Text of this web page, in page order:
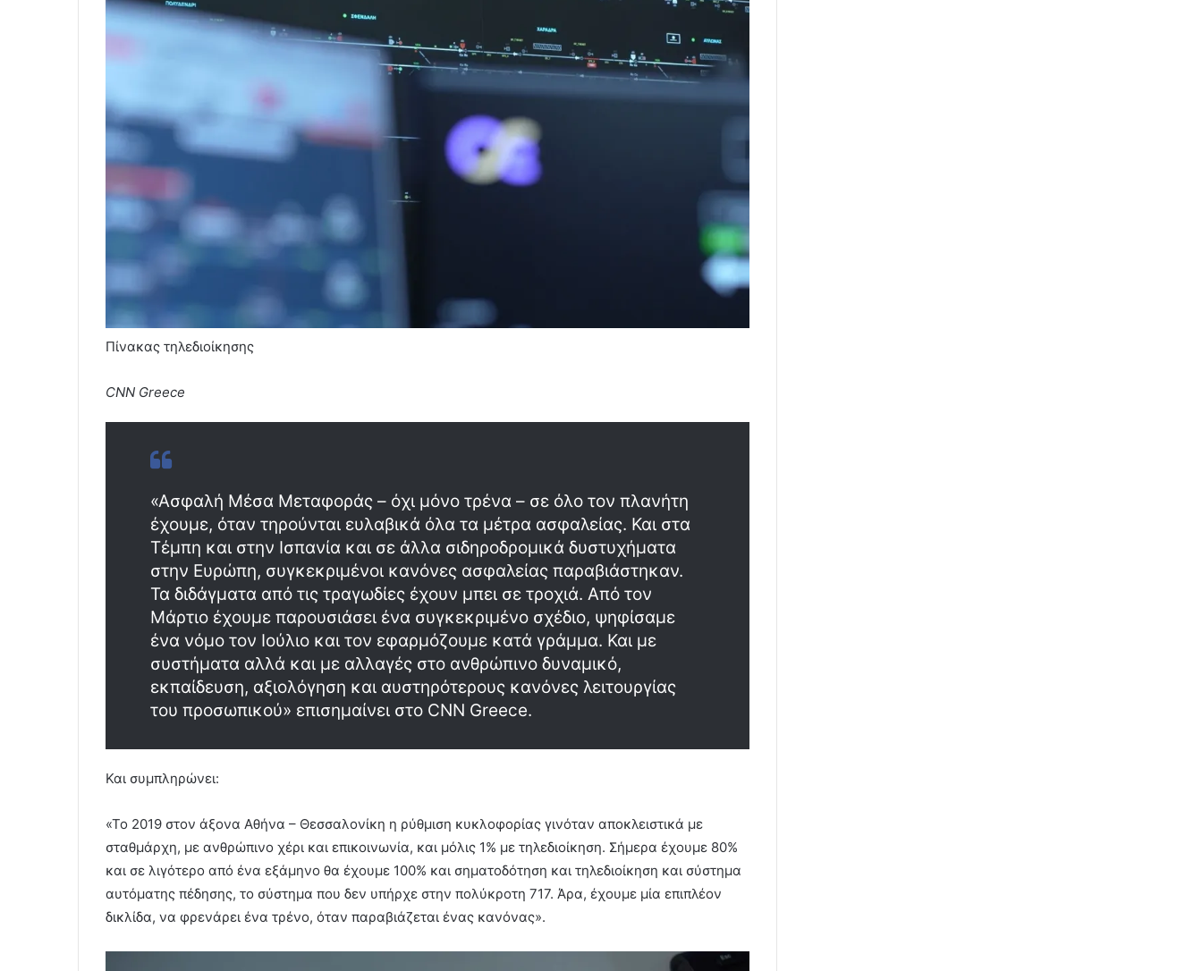
Πίνακας τηλεδιοίκησης
CNN Greece
«Ασφαλή Μέσα Μεταφοράς – όχι μόνο τρένα – σε όλο τον πλανήτη
έχουμε, όταν τηρούνται ευλαβικά όλα τα μέτρα ασφαλείας. Και στα
Τέμπη και στην Ισπανία και σε άλλα σιδηροδρομικά δυστυχήματα
στην Ευρώπη, συγκεκριμένοι κανόνες ασφαλείας παραβιάστηκαν.
Τα διδάγματα από τις τραγωδίες έχουν μπει σε τροχιά. Από τον
Μάρτιο έχουμε παρουσιάσει ένα συγκεκριμένο σχέδιο, ψηφίσαμε
ένα νόμο τον Ιούλιο και τον εφαρμόζουμε κατά γράμμα. Και με
συστήματα αλλά και με αλλαγές στο ανθρώπινο δυναμικό,
εκπαίδευση, αξιολόγηση και αυστηρότερους κανόνες λειτουργίας
του προσωπικού» επισημαίνει στο CNN Greece.
Και συμπληρώνει:
«Το 2019 στον άξονα Αθήνα – Θεσσαλονίκη η ρύθμιση κυκλοφορίας γινόταν αποκλειστικά με
σταθμάρχη, με ανθρώπινο χέρι και επικοινωνία, και μόλις 1% με τηλεδιοίκηση. Σήμερα έχουμε 80%
και σε λιγότερο από ένα εξάμηνο θα έχουμε 100% και σηματοδότηση και τηλεδιοίκηση και σύστημα
αυτόματης πέδησης, το σύστημα που δεν υπήρχε στην πολύκροτη 717. Άρα, έχουμε μία επιπλέον
δικλίδα, να φρενάρει ένα τρένο, όταν παραβιάζεται ένας κανόνας».